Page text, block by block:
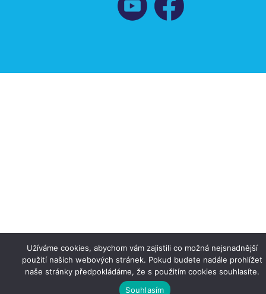
Užíváme cookies, abychom vám zajistili co možná nejsnadnější
použití našich webových stránek. Pokud budete nadále prohlížet
naše stránky předpokládáme, že s použitím cookies souhlasíte.
Souhlasím